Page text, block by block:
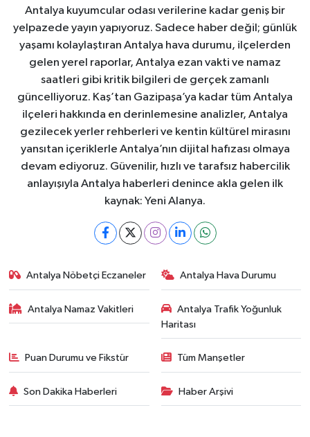
Antalya kuyumcular odası verilerine kadar geniş bir
yelpazede yayın yapıyoruz. Sadece haber değil; günlük
yaşamı kolaylaştıran Antalya hava durumu, ilçelerden
gelen yerel raporlar, Antalya ezan vakti ve namaz
saatleri gibi kritik bilgileri de gerçek zamanlı
güncelliyoruz. Kaş’tan Gazipaşa’ya kadar tüm Antalya
ilçeleri hakkında en derinlemesine analizler, Antalya
gezilecek yerler rehberleri ve kentin kültürel mirasını
yansıtan içeriklerle Antalya’nın dijital hafızası olmaya
devam ediyoruz. Güvenilir, hızlı ve tarafsız habercilik
anlayışıyla Antalya haberleri denince akla gelen ilk
kaynak: Yeni Alanya.
Antalya Nöbetçi Eczaneler Antalya Hava Durumu
Antalya Namaz Vakitleri
Antalya Trafik Yoğunluk
Haritası
Puan Durumu ve Fikstür Tüm Manşetler
Son Dakika Haberleri Haber Arşivi